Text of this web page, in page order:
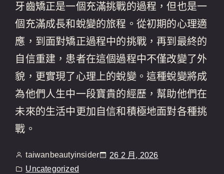
牙齒矯正是一個充滿挑戰的過程，但也是一
個充滿成長和蛻變的旅程。從初期的心理適
應，到面對矯正過程中的挑戰，再到最終的
自信重建，患者在這個過程中不僅改變了外
貌，更實現了心理上的蛻變。這種蛻變將成
為他們人生中一段寶貴的經歷，幫助他們在
未來的生活中更加自信和積極地面對各種挑
戰。
taiwanbeautyinsider
26 2 月, 2026
Uncategorized